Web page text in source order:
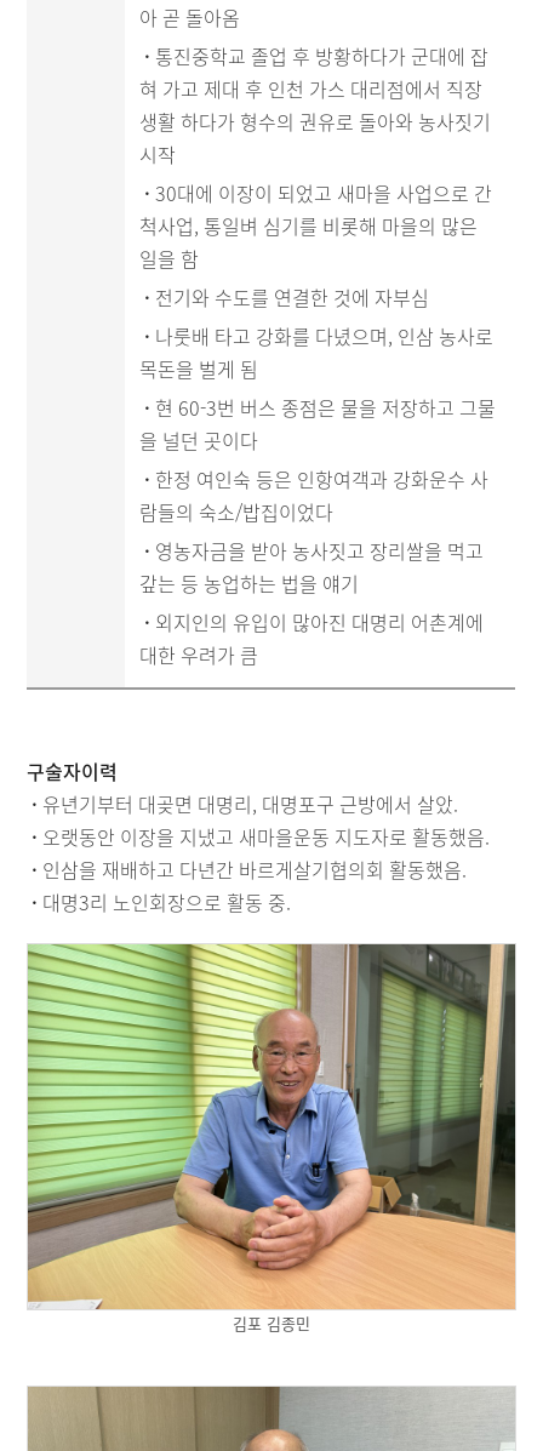
아 곧 돌아옴
· 통진중학교 졸업 후 방황하다가 군대에 잡
혀 가고 제대 후 인천 가스 대리점에서 직장
생활 하다가 형수의 권유로 돌아와 농사짓기
시작
· 30대에 이장이 되었고 새마을 사업으로 간
척사업, 통일벼 심기를 비롯해 마을의 많은
일을 함
· 전기와 수도를 연결한 것에 자부심
· 나룻배 타고 강화를 다녔으며, 인삼 농사로
목돈을 벌게 됨
· 현 60-3번 버스 종점은 물을 저장하고 그물
을 널던 곳이다
· 한정 여인숙 등은 인항여객과 강화운수 사
람들의 숙소/밥집이었다
· 영농자금을 받아 농사짓고 장리쌀을 먹고
갚는 등 농업하는 법을 얘기
· 외지인의 유입이 많아진 대명리 어촌계에
대한 우려가 큼
구술자이력
· 유년기부터 대곶면 대명리, 대명포구 근방에서 살았.
· 오랫동안 이장을 지냈고 새마을운동 지도자로 활동했음.
· 인삼을 재배하고 다년간 바르게살기협의회 활동했음.
· 대명3리 노인회장으로 활동 중.
김포 김종민